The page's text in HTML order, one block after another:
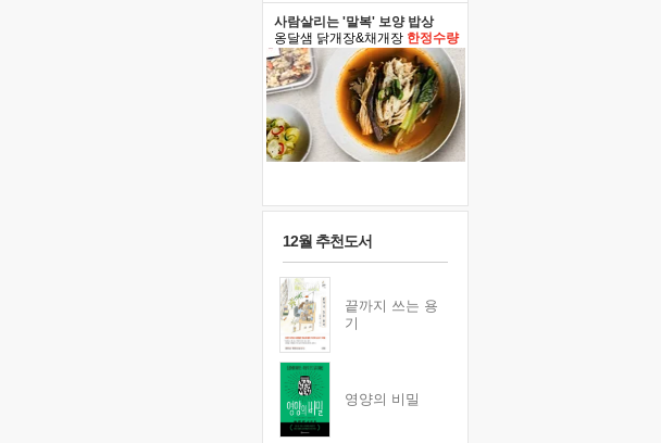
사람살리는 '말복' 보양 밥상
옹달샘 닭개장&채개장 한정수량
12월 추천도서
끝까지 쓰는 용
기
영양의 비밀